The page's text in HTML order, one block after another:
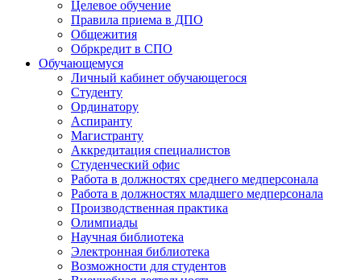
Целевое обучение
Правила приема в ДПО
Общежития
Обркредит в СПО
Обучающемуся
Личный кабинет обучающегося
Студенту
Ординатору
Аспиранту
Магистранту
Аккредитация специалистов
Студенческий офис
Работа в должностях среднего медперсонала
Работа в должностях младшего медперсонала
Производственная практика
Олимпиады
Научная библиотека
Электронная библиотека
Возможности для студентов